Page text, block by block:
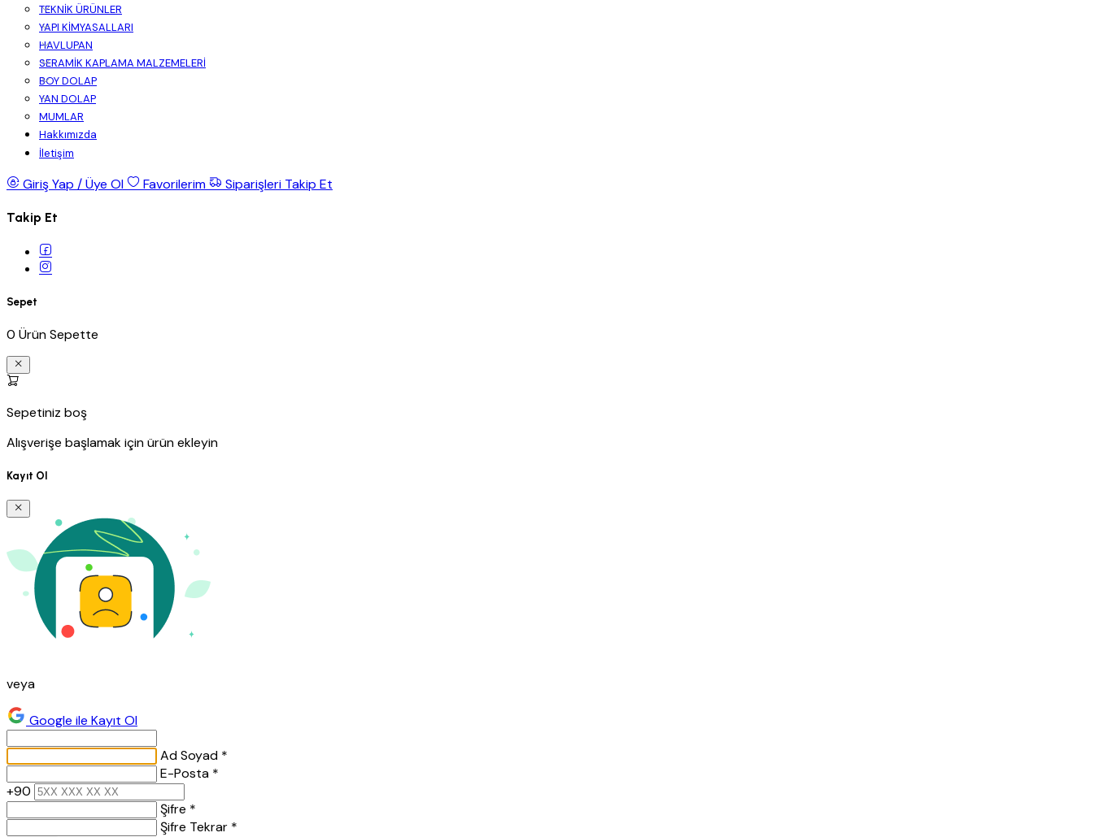
TEKNİK ÜRÜNLER
YAPI KİMYASALLARI
HAVLUPAN
SERAMİK KAPLAMA MALZEMELERİ
BOY DOLAP
YAN DOLAP
MUMLAR
Hakkımızda
İletişim
Giriş Yap / Üye Ol Favorilerim Siparişleri Takip Et
Takip Et
Sepet
0 Ürün Sepette
Sepetiniz boş
Alışverişe başlamak için ürün ekleyin
Kayıt Ol
veya
Google ile Kayıt Ol
Ad Soyad *
E-Posta *
+90
Şifre *
Şifre Tekrar *